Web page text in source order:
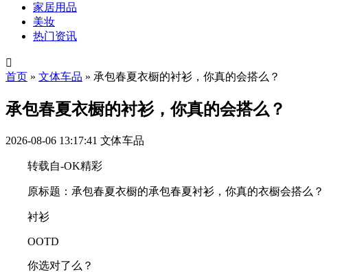
家居用品
美妆
热门资讯

首页 » 文体车品 » 承包春夏衣橱的衬衫，你真的会搭么？
承包春夏衣橱的衬衫，你真的会搭么？
2026-08-06 13:17:41 文体车品
转载自-OK精彩
原标题：承包春夏衣橱的承包春夏衬衫，你真的衣橱会搭么？
衬衫
OOTD
你选对了么？